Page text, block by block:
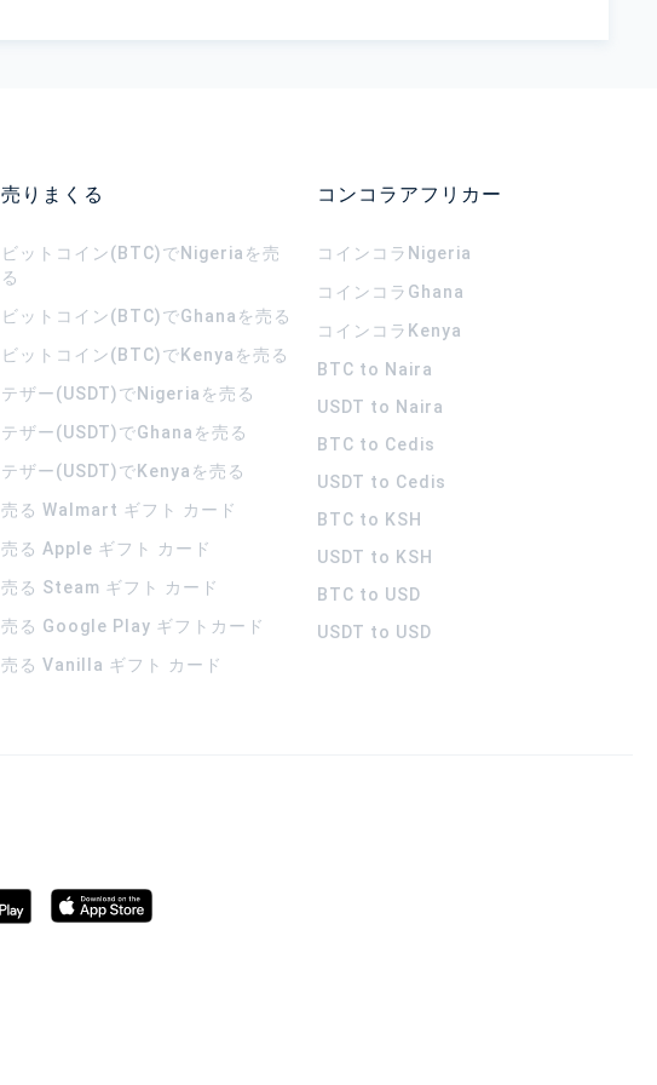
売りまくる
ビットコイン(BTC)でNigeriaを売
る
ビットコイン(BTC)でGhanaを売る
ビットコイン(BTC)でKenyaを売る
テザー(USDT)でNigeriaを売る
テザー(USDT)でGhanaを売る
テザー(USDT)でKenyaを売る
売る Walmart ギフト カード
売る Apple ギフト カード
売る Steam ギフト カード
売る Google Play ギフトカード
売る Vanilla ギフト カード
コンコラアフリカー
コインコラ Nigeria
コインコラ Ghana
コインコラ Kenya
BTC to Naira
USDT to Naira
BTC to Cedis
USDT to Cedis
BTC to KSH
USDT to KSH
BTC to USD
USDT to USD